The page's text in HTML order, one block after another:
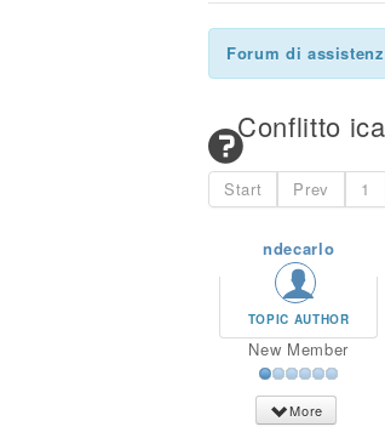
Forum di
Conflitto
Start Prev 1
ndecarlo
TOPIC AUTHOR
New Member
More